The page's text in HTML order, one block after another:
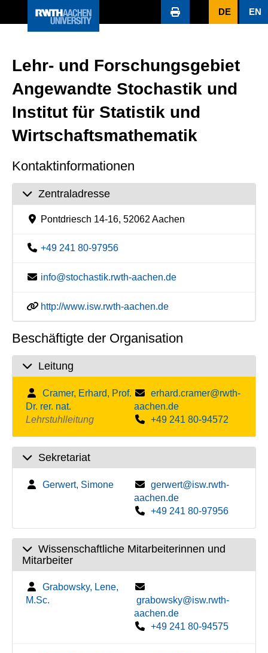
DE EN
Lehr- und Forschungsgebiet
Angewandte Stochastik und
Institut für Statistik und
Wirtschaftsmathematik
Kontaktinformationen
Zentraladresse
Pontdriesch 14-16, 52062 Aachen
+49 241 80-97956
info@stochastik.rwth-aachen.de
http://www.isw.rwth-aachen.de
Beschäftigte der Organisation
Leitung
Cramer, Erhard, Prof.
Dr. rer. nat.
Lehrstuhlleitung
erhard.cramer@rwth-
aachen.de
+49 241 80-94572
Sekretariat
Gerwert, Simone
gerwert@isw.rwth-
aachen.de
+49 241 80-97956
Wissenschaftliche Mitarbeiterinnen und
Mitarbeiter
Grabowsky, Lene,
M.Sc.
grabowsky@isw.rwth-
aachen.de
+49 241 80-94575